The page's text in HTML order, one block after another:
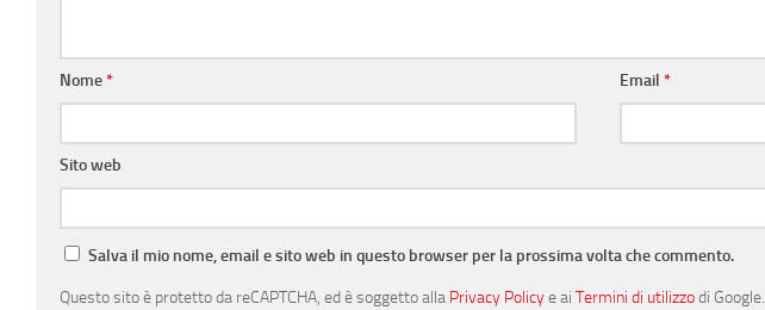
Nome* Email*
Sito web
Salva il mio nome, email e sito web in questo browser per la prossima volta che commento.
Questo sito è protetto da reCAPTCHA, ed è soggetto alla Privacy Policye ai Termini di utilizzodi Google.